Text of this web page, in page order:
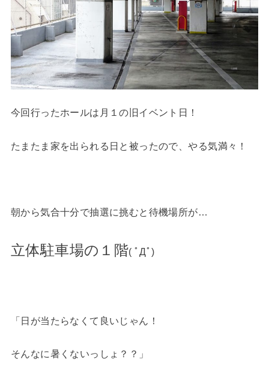
今回行ったホールは月１の旧イベント日！
たまたま家を出られる日と被ったので、やる気満々！
朝から気合十分で抽選に挑むと待機場所が…
立体駐車場の１階( ﾟДﾟ)
「日が当たらなくて良いじゃん！
そんなに暑くないっしょ？？」